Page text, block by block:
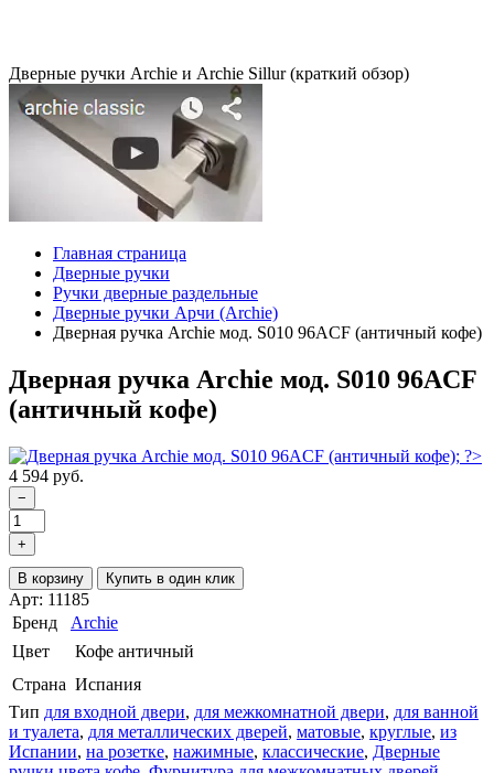
Дверные ручки Archie и Archie Sillur (краткий обзор)
Главная страница
Дверные ручки
Ручки дверные раздельные
Дверные ручки Арчи (Archie)
Дверная ручка Archie мод. S010 96ACF (античный кофе)
Дверная ручка Archie мод. S010 96ACF
(античный кофе)
4 594 руб.
−
+
В корзину Купить в один клик
Арт: 11185
Бренд
Archie
Цвет
Кофе античный
Страна Испания
Тип для входной двери, для межкомнатной двери, для ванной
и туалета, для металлических дверей, матовые, круглые, из
Испании, на розетке, нажимные, классические, Дверные